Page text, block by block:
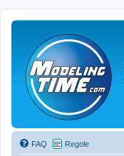
FAQ Regole